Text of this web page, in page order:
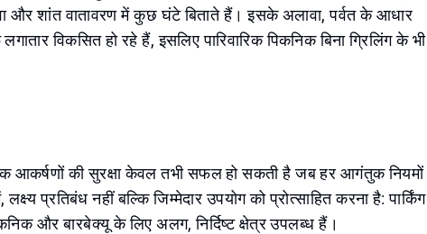
और शांत वातावरण में कुछ घंटे बिताते हैं। इसके अलावा, पर्वत के आधार
विकसित हो रहे हैं, इसलिए पारिवारिक पिकनिक बिना ग्रिलिंग के भी
आकर्षणों की सुरक्षा केवल तभी सफल हो सकती है जब हर आगंतुक नियमों
प्रतिबंध नहीं बल्कि जिम्मेदार उपयोग को प्रोत्साहित करना है: पार्किंग
और बारबेक्यू के लिए अलग, निर्दिष्ट क्षेत्र उपलब्ध हैं।